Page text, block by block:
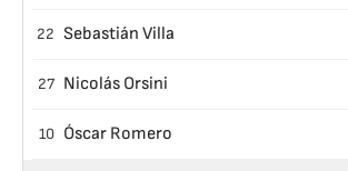
22 Sebastián Villa
27 Nicolás Orsini
10 Óscar Romero